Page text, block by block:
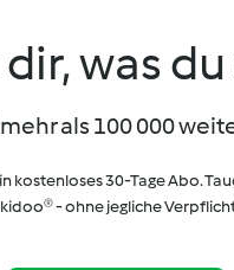
was
als 100 000
kostenloses 30-Tage Abo.
- ohne jegliche